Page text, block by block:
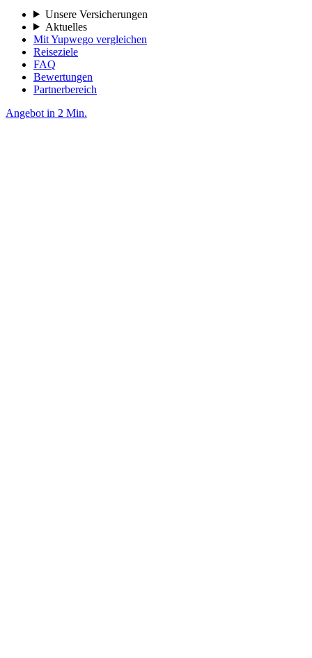
Unsere Versicherungen
Aktuelles
Mit Yupwego vergleichen
Reiseziele
FAQ
Bewertungen
Partnerbereich
Angebot in 2 Min.